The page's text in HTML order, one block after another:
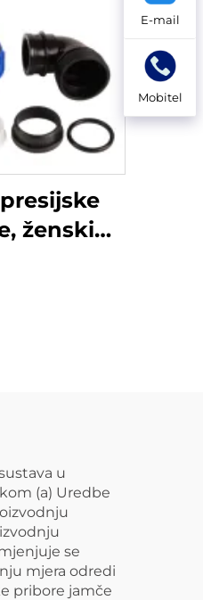
ženski
u
(a) Uredbe
se
mjera odredi
pribore jamče
E-mail
Mobitel